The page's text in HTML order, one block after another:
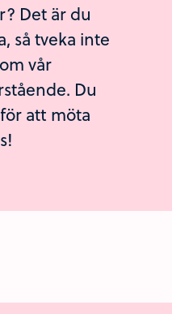
Det är du
så tveka inte
vår
Du
att möta